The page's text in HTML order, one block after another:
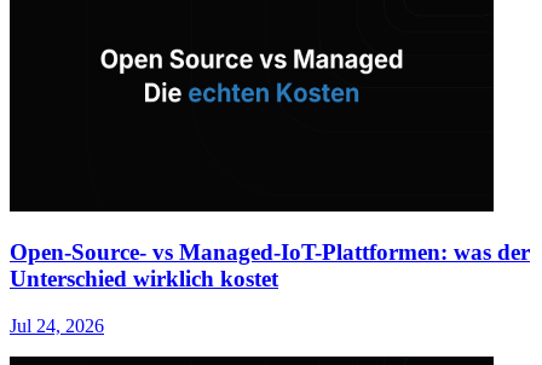
Open-Source- vs Managed-IoT-Plattformen: was der
Unterschied wirklich kostet
Jul 24, 2026